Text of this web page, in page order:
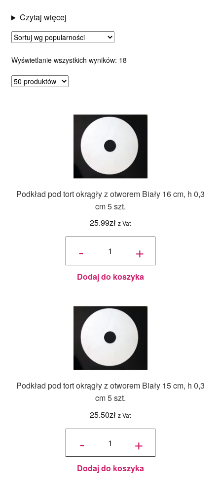
Czytaj więcej
Wyświetlanie wszystkich wyników: 18Posortowane
Podkład pod tort okrągły z otworem Biały 16 cm, h 0,3
cm 5 szt.
25.99zł z Vat
-
ilość
okrągły
z
otworem
Biały 16
cm, h
szt.
+
Dodaj do koszyka
Podkład pod tort okrągły z otworem Biały 15 cm, h 0,3
cm 5 szt.
25.50zł z Vat
-
ilość
okrągły
z
otworem
Biały 15
cm, h
szt.
+
Dodaj do koszyka